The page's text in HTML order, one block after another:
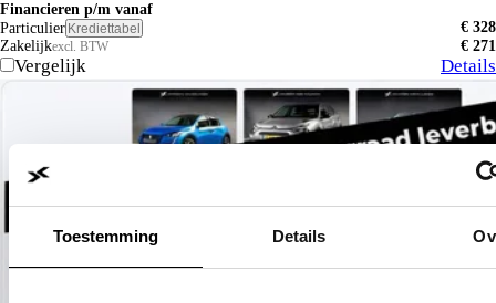
Toestemming Details
Financieren p/m vanaf
Particulier Krediettabel
€ 328
Zakelijkexcl. BTW € 271
Vergelijk Details